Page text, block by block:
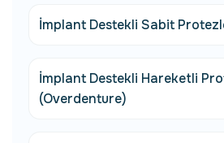
İmplant Destekli Sabit
İmplant Destekli Hareketli
(Overdenture)